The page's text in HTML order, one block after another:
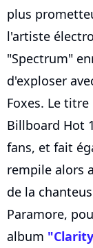
plus
l'artiste
"Spectrum"
d'exploser
Foxes. Le
Billboard Hot
fans, et fait
rempile alors
de la
Paramore,
album